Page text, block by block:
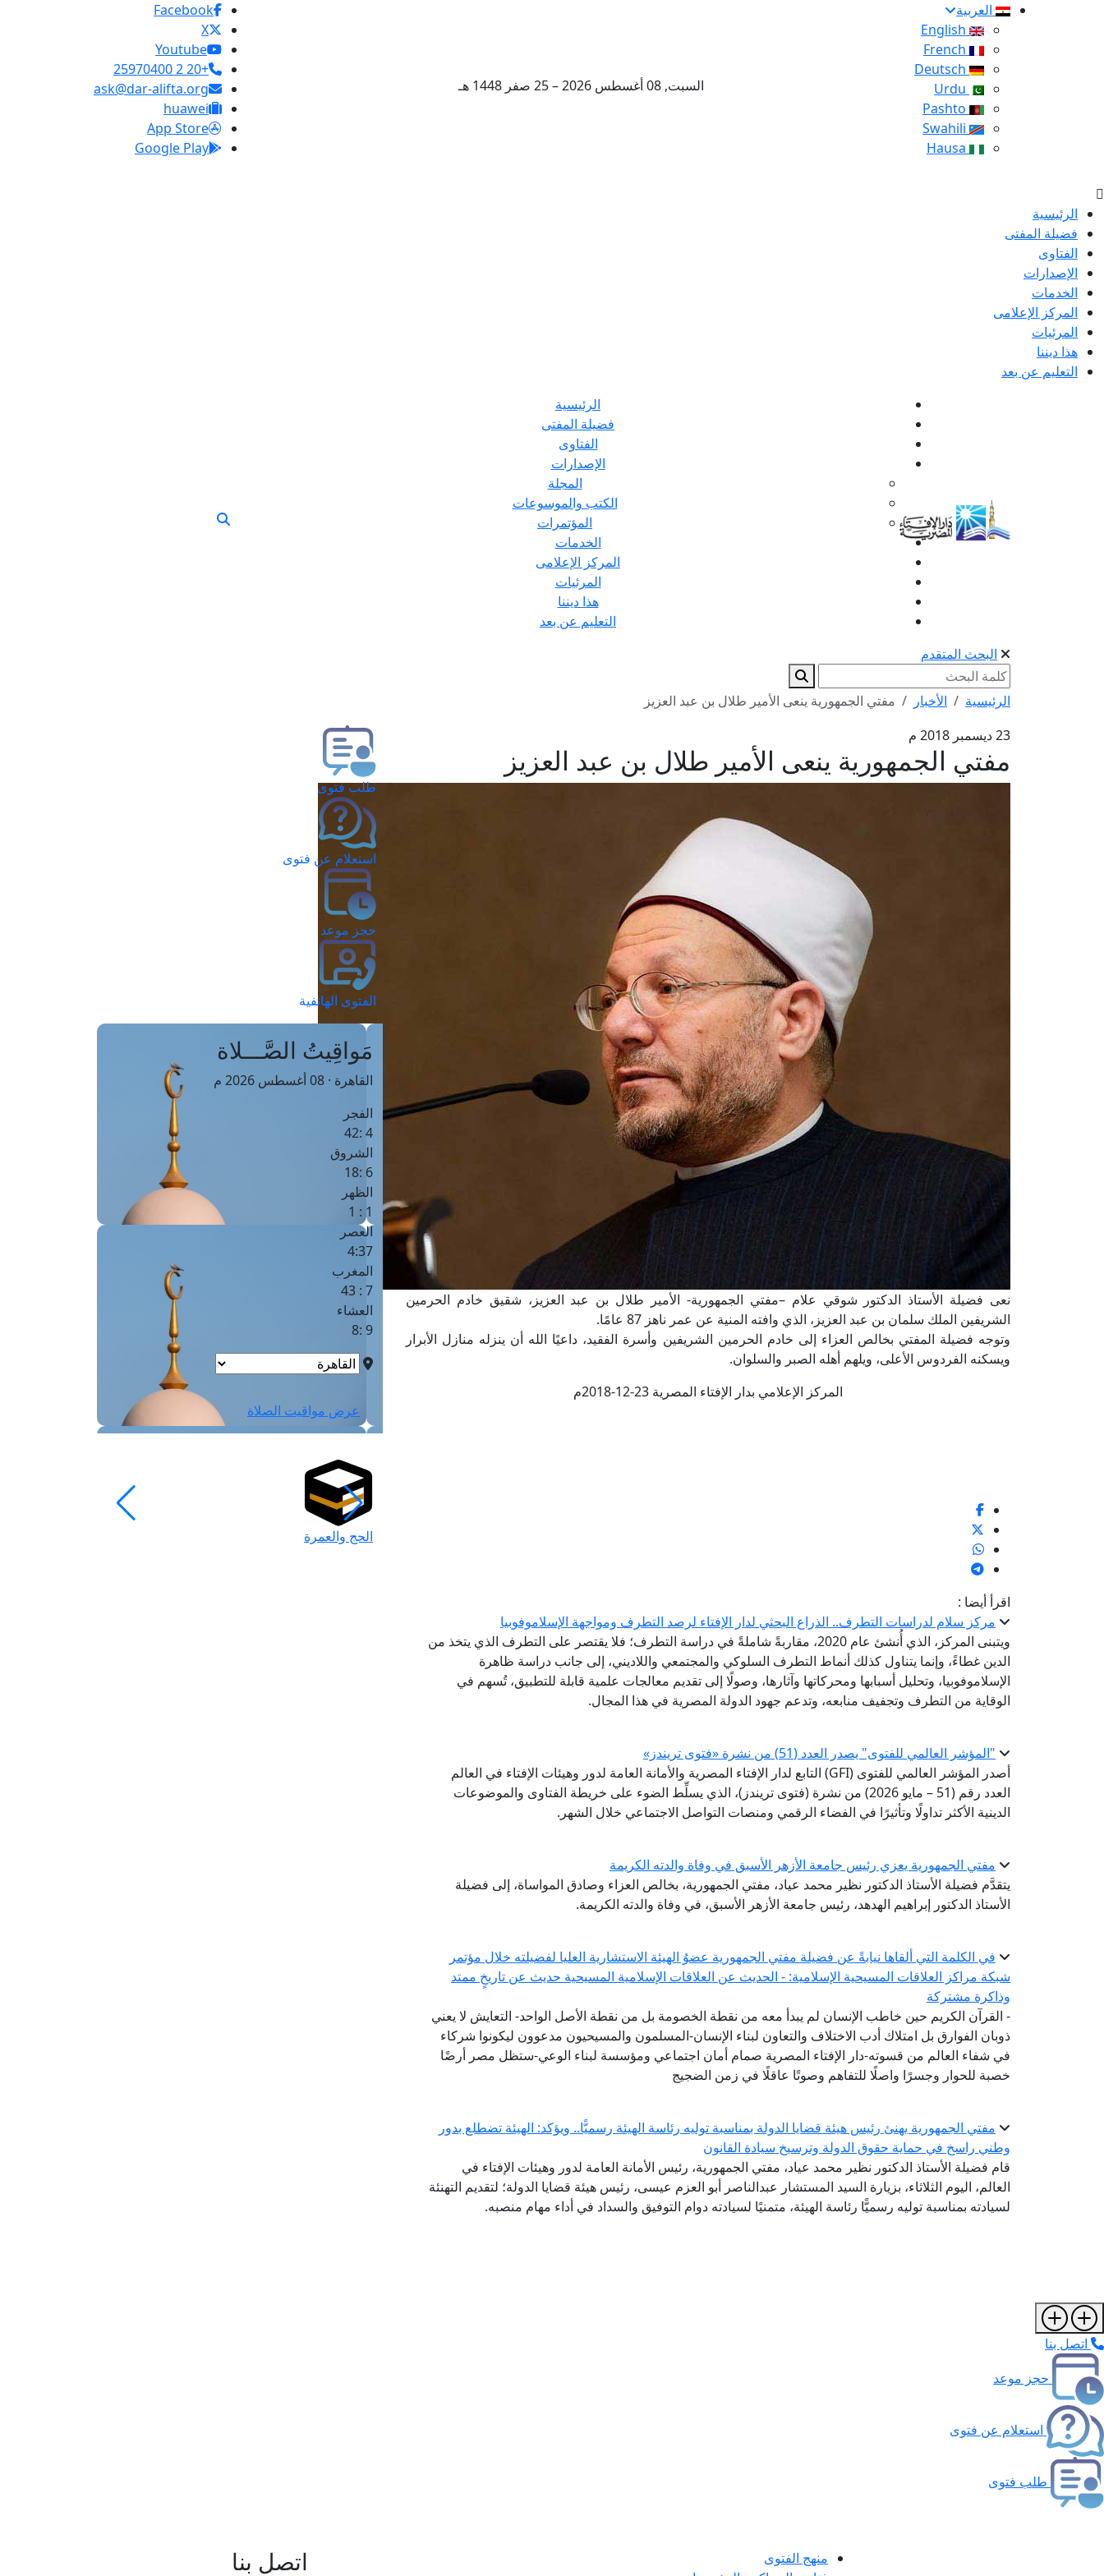
العربية
السبت, 08 أغسطس 2026 – 25 صفر 1448 هـ
Facebook
X
Youtube
+20 2 25970400
ask@dar-alifta.org
huawei
App Store
Google Play
الرئيسية
فضيلة المفتى
الفتاوى
الإصدارات
الخدمات
المركز الإعلامى
المرئيات
هذا ديننا
التعليم عن بعد
الرئيسية
فضيلة المفتى
الفتاوى
الإصدارات
المجلة
الكتب والموسوعات
المؤتمرات
الخدمات
المركز الإعلامى
المرئيات
هذا ديننا
التعليم عن بعد
البحث المتقدم
الرئيسية الأخبار
مفتي الجمهورية ينعى الأمير طلال بن عبد العزيز
23 ديسمبر 2018 م
مفتي الجمهورية ينعى الأمير طلال بن عبد العزيز
نعى فضيلة الأستاذ الدكتور شوقي علام –مفتي الجمهورية- الأمير طلال بن عبد العزيز، شقيق خادم الحرمين
الشريفين الملك سلمان بن عبد العزيز، الذي وافته المنية عن عمر ناهز 87 عامًا.
وتوجه فضيلة المفتي بخالص العزاء إلى خادم الحرمين الشريفين وأسرة الفقيد، داعيًا الله أن ينزله منازل الأبرار
ويسكنه الفردوس الأعلى، ويلهم أهله الصبر والسلوان.
المركز الإعلامي بدار الإفتاء المصرية 23-12-2018م
اقرأ أيضا :
مركز سلام لدراسات التطرف.. الذراع البحثي لدار الإفتاء لرصد التطرف ومواجهة الإسلاموفوبيا
ويتبنى المركز، الذي أُنشئ عام 2020، مقاربةً شاملةً في دراسة التطرف؛ فلا يقتصر على التطرف الذي يتخذ من
الدين غطاءً، وإنما يتناول كذلك أنماط التطرف السلوكي والمجتمعي واللاديني، إلى جانب دراسة ظاهرة
الإسلاموفوبيا، وتحليل أسبابها ومحركاتها وآثارها، وصولًا إلى تقديم معالجات علمية قابلة للتطبيق، تُسهم في
الوقاية من التطرف وتجفيف منابعه، وتدعم جهود الدولة المصرية في هذا المجال.
"المؤشر العالمي للفتوى" يصدر العدد (51) من نشرة «فتوى تريندز»
أصدر المؤشر العالمي للفتوى (GFI) التابع لدار الإفتاء المصرية والأمانة العامة لدور وهيئات الإفتاء في العالم
العدد رقم (51 – مايو 2026) من نشرة (فتوى تريندز)، الذي يسلِّط الضوء على خريطة الفتاوى والموضوعات
الدينية الأكثر تداولًا وتأثيرًا في الفضاء الرقمي ومنصات التواصل الاجتماعي خلال الشهر.
مفتي الجمهورية يعزي رئيس جامعة الأزهر الأسبق في وفاة والدته الكريمة
يتقدَّم فضيلة الأستاذ الدكتور نظير محمد عياد، مفتي الجمهورية، بخالص العزاء وصادق المواساة، إلى فضيلة
الأستاذ الدكتور إبراهيم الهدهد، رئيس جامعة الأزهر الأسبق، في وفاة والدته الكريمة.
في الكلمة التي ألقاها نيابةً عن فضيلة مفتي الجمهورية عضوُ الهيئة الاستشارية العليا لفضيلته خلال مؤتمر
شبكة مراكز العلاقات المسيحية الإسلامية: - الحديث عن العلاقات الإسلامية المسيحية حديث عن تاريخٍ ممتد
وذاكرة مشتركة
- القرآن الكريم حين خاطب الإنسان لم يبدأ معه من نقطة الخصومة بل من نقطة الأصل الواحد- التعايش لا يعني
ذوبان الفوارق بل امتلاك أدب الاختلاف والتعاون لبناء الإنسان-المسلمون والمسيحيون مدعوون ليكونوا شركاء
في شفاء العالم من قسوته-دار الإفتاء المصرية صمام أمان اجتماعي ومؤسسة لبناء الوعي-ستظل مصر أرضًا
خصبة للحوار وجسرًا واصلًا للتفاهم وصوتًا عاقلًا في زمن الضجيج
مفتي الجمهورية يهنئ رئيس هيئة قضايا الدولة بمناسبة توليه رئاسة الهيئة رسميًّا.. ويؤكد: الهيئة تضطلع بدور
وطني راسخ في حماية حقوق الدولة وترسيخ سيادة القانون
قام فضيلة الأستاذ الدكتور نظير محمد عياد، مفتي الجمهورية، رئيس الأمانة العامة لدور وهيئات الإفتاء في
العالم، اليوم الثلاثاء، بزيارة السيد المستشار عبدالناصر أبو العزم عيسى، رئيس هيئة قضايا الدولة؛ لتقديم التهنئة
لسيادته بمناسبة توليه رسميًّا رئاسة الهيئة، متمنيًا لسيادته دوام التوفيق والسداد في أداء مهام منصبه.
طلب فتوى
استعلام عن فتوى
حجز موعد
الفتوى الهاتفية
مَواقِيتُ الصَّـــلاة
القاهرة · 08 أغسطس 2026 م
الفجر
4 :42
الشروق
6 :18
الظهر
1 : 1
العصر
4:37
المغرب
7 : 43
العشاء
9 :8
عرض مواقيت الصلاة
الحج والعمرة
اتصل بنا
حجز موعد
استعلام عن فتوى
طلب فتوى
منهج الفتوى
اتصل بنا